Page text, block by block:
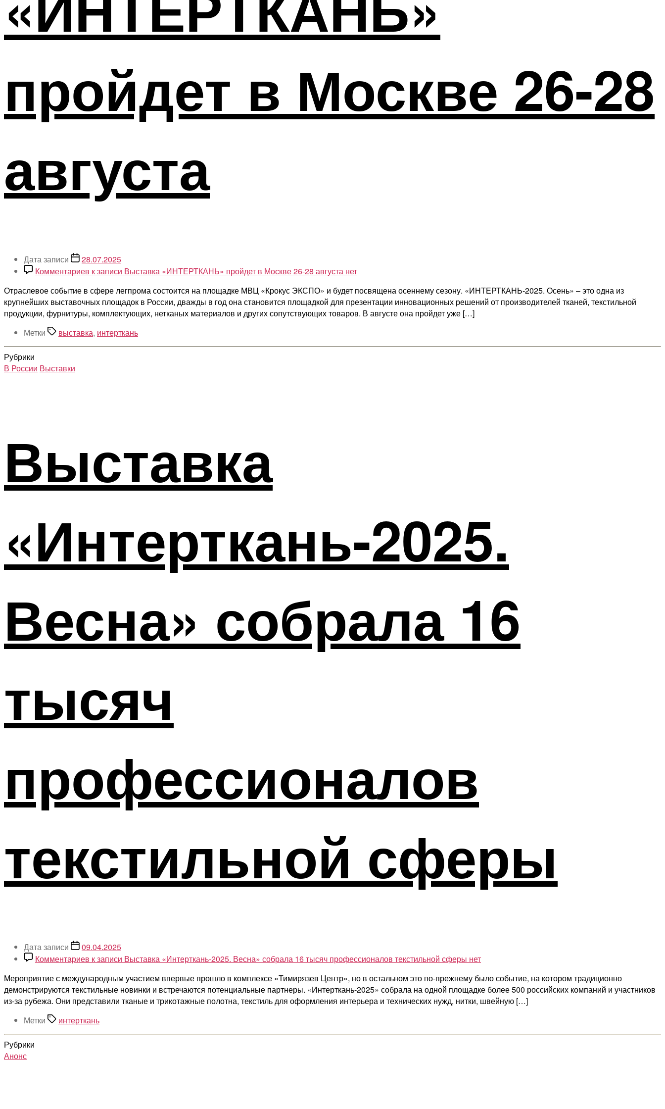
пройдет в Москве 26-28
августа
Дата записи
28.07.2025
Комментариев к записи Выставка «ИНТЕРТКАНЬ» пройдет в Москве 26-28 августа нет
Отраслевое событие в сфере легпрома состоится на площадке МВЦ «Крокус ЭКСПО» и будет посвящена осеннему сезону. «ИНТЕРТКАНЬ-2025. Осень» – это одна из
крупнейших выставочных площадок в России, дважды в год она становится площадкой для презентации инновационных решений от производителей тканей, текстильной
продукции, фурнитуры, комплектующих, нетканых материалов и других сопутствующих товаров. В августе она пройдет уже […]
Метки
выставка, интерткань
Рубрики
В России Выставки
Выставка
«Интерткань-2025.
Весна» собрала 16
тысяч
профессионалов
текстильной сферы
Дата записи
09.04.2025
Комментариев к записи Выставка «Интерткань-2025. Весна» собрала 16 тысяч профессионалов текстильной сферы нет
Мероприятие с международным участием впервые прошло в комплексе «Тимирязев Центр», но в остальном это по-прежнему было событие, на котором традиционно
демонстрируются текстильные новинки и встречаются потенциальные партнеры. «Интерткань-2025» собрала на одной площадке более 500 российских компаний и участников
из-за рубежа. Они представили тканые и трикотажные полотна, текстиль для оформления интерьера и технических нужд, нитки, швейную […]
Метки
интерткань
Рубрики
Анонс